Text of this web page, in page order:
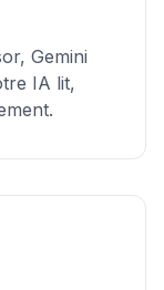
Gemini
IA lit,